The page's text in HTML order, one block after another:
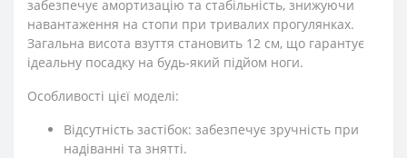
забезпечує амортизацію та стабільність, знижуючи
навантаження на стопи при тривалих прогулянках.
Загальна висота взуття становить 12 см, що гарантує
ідеальну посадку на будь-який підйом ноги.
Особливості цієї моделі:
Відсутність застібок: забезпечує зручність при
надіванні та знятті.